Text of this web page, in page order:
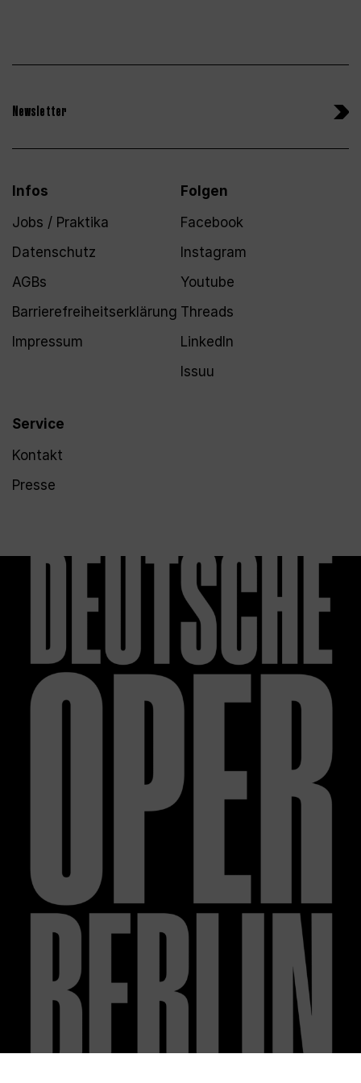
Newsletter
Infos
Jobs / Praktika
Datenschutz
AGBs
Barrierefreiheitserklärung
Impressum
Service
Kontakt
Presse
Folgen
Facebook
Instagram
Youtube
Threads
LinkedIn
Issuu